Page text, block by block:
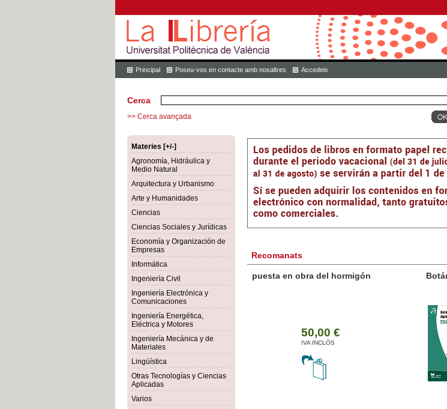
Principal Poseu-vos en contacte amb nosaltres Accedeix
Cerca
>> Cerca avançada
Materies [+/-]
Agronomía, Hidráulica y
Medio Natural
Arquitectura y Urbanismo
Arte y Humanidades
Ciencias
Ciencias Sociales y Jurídicas
Economía y Organización de
Empresas
Informática
Ingeniería Civil
Ingeniería Electrónica y
Comunicaciones
Ingeniería Energética,
Eléctrica y Motores
Ingeniería Mecánica y de
Materiales
Lingüística
Otras Tecnologías y Ciencias
Aplicadas
Varios
Recomanats
Botánica Agroalimentaria